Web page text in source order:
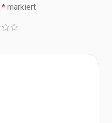
* markiert